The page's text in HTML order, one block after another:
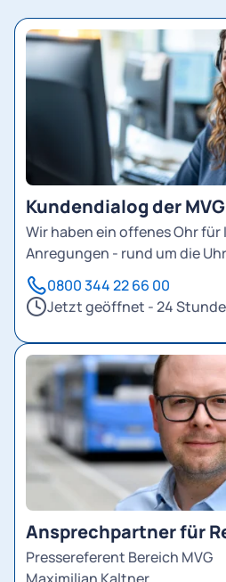
Kundendialog der MVG
Wir haben ein offenes Ohr für
Anregungen - rund um die
0800 344 22 66 00
Jetzt geöffnet - 24
Ansprechpartner für
Pressereferent Bereich MVG